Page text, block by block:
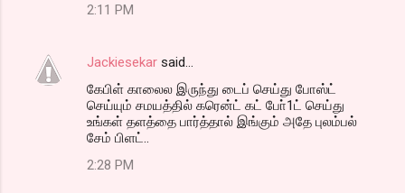
2:11 PM
Jackiesekar said…
கேபிள் காலைல இருந்து டைப் செய்து போஸ்ட்
செய்யும் சமயத்தில் கரென்ட் கட் போ்1ட் செய்து
உங்கள் தளத்தை பார்த்தால் இங்கும் அதே புலம்பல்
சேம் பிளட்..
2:28 PM